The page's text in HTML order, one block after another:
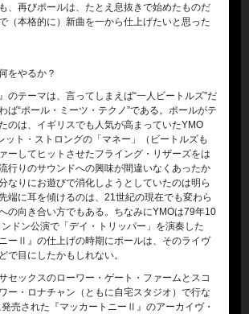
、再びポールは、たとえ息抜きで始めたものだ
（本格的に）新曲を一から仕上げたいと思った
をやるか？
のテーマは、言ってしまえば“一人ビートルズ”だ
ば“ポール・ミーツ・テクノ”である。ポールがテ
のは、イギリスでも人気が高まっていたYMO
ット・ストロングの「マネー」（ビートルズも
ーしてヒットさせたフライング・リザーズをは
行りのサウンドへの興味が間違いなくあったか
なりにお遊びで消化しようとしていたのは明ら
端に耳を傾けるのは、21世紀の現在でも変わら
の向き合い方でもある。ちなみにYMOは79年10
ドン公演で「デイ・トリッパー」を演奏した
ーⅡ』の仕上げの時期にポールは、そのライヴ
で目にしたかもしれない。
セックスのローワー・ゲート・ファームとスコ
ー・ロナチャン（ともに自宅スタジオ）で行な
売された『マッカートニーⅡ』のアーカイヴ・